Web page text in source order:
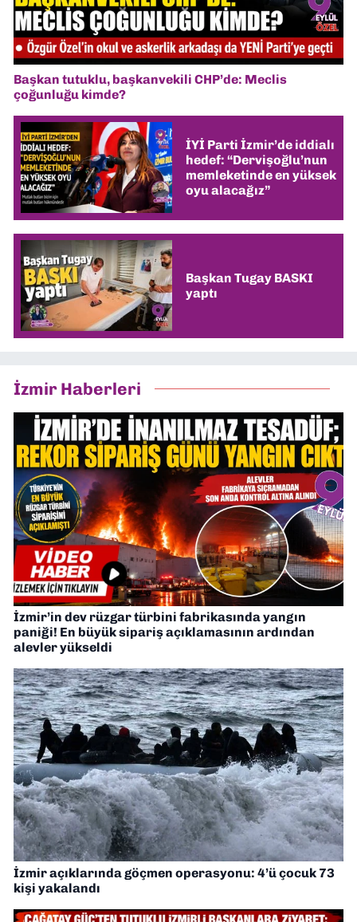
Başkan tutuklu, başkanvekili CHP’de: Meclis
çoğunluğu kimde?
İYİ Parti İzmir’de iddialı
hedef: “Dervişoğlu’nun
memleketinde en yüksek
oyu alacağız”
Başkan Tugay BASKI
yaptı
İzmir Haberleri
İzmir’in dev rüzgar türbini fabrikasında yangın
paniği! En büyük sipariş açıklamasının ardından
alevler yükseldi
İzmir açıklarında göçmen operasyonu: 4’ü çocuk 73
kişi yakalandı